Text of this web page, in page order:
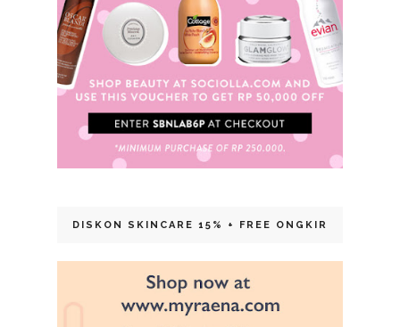
DISKON SKINCARE 15% + FREE ONGKIR